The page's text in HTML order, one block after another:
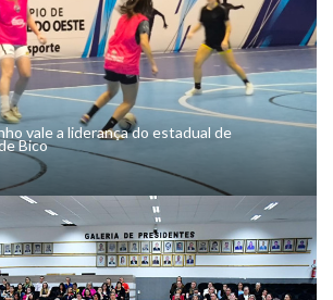
vale a liderança do estadual de
Bico